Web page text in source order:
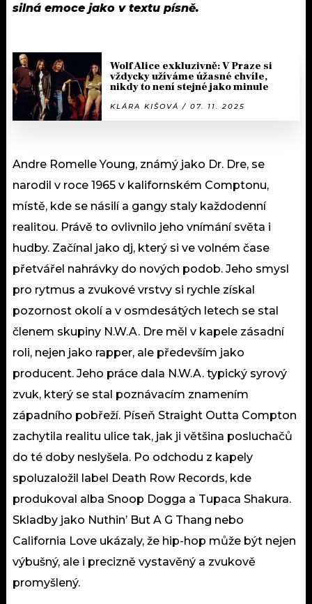
silná emoce jako v textu písně.
Wolf Alice exkluzivně: V Praze si
vždycky užíváme úžasné chvíle,
nikdy to není stejné jako minule
KLÁRA KIŠOVÁ / 07. 11. 2025
Andre Romelle Young, známý jako Dr. Dre, se
narodil v roce 1965 v kalifornském Comptonu,
místě, kde se násilí a gangy staly každodenní
realitou. Právě to ovlivnilo jeho vnímání světa i
hudby. Začínal jako dj, který si ve volném čase
přetvářel nahrávky do nových podob. Jeho smysl
pro rytmus a zvukové vrstvy si rychle získal
pozornost okolí a v osmdesátých letech se stal
členem skupiny N.W.A. Dre měl v kapele zásadní
roli, nejen jako rapper, ale především jako
producent. Jeho práce dala N.W.A. typický syrový
zvuk, který se stal poznávacím znamením
západního pobřeží. Píseň Straight Outta Compton
zachytila realitu ulice tak, jak ji většina posluchačů
do té doby neslyšela. Po odchodu z kapely
spoluzaložil label Death Row Records, kde
produkoval alba Snoop Dogga a Tupaca Shakura.
Skladby jako Nuthin’ But A G Thang nebo
California Love ukázaly, že hip-hop může být nejen
výbušný, ale i precizně vystavěný a zvukově
promyšlený.